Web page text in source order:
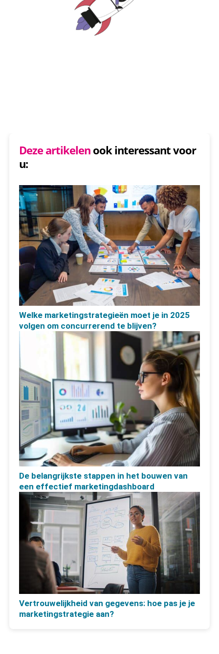
Deze artikelenook interessant voor
u:
Welke marketingstrategieën moet je in 2025
volgen om concurrerend te blijven?
De belangrijkste stappen in het bouwen van
een effectief marketingdashboard
Vertrouwelijkheid van gegevens: hoe pas je je
marketingstrategie aan?